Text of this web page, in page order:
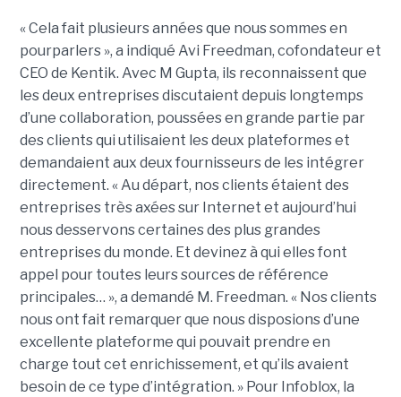
« Cela fait plusieurs années que nous sommes en
pourparlers », a indiqué Avi Freedman, cofondateur et
CEO de Kentik. Avec M Gupta, ils reconnaissent que
les deux entreprises discutaient depuis longtemps
d’une collaboration, poussées en grande partie par
des clients qui utilisaient les deux plateformes et
demandaient aux deux fournisseurs de les intégrer
directement. « Au départ, nos clients étaient des
entreprises très axées sur Internet et aujourd’hui
nous desservons certaines des plus grandes
entreprises du monde. Et devinez à qui elles font
appel pour toutes leurs sources de référence
principales… », a demandé M. Freedman. « Nos clients
nous ont fait remarquer que nous disposions d’une
excellente plateforme qui pouvait prendre en
charge tout cet enrichissement, et qu’ils avaient
besoin de ce type d’intégration. » Pour Infoblox, la